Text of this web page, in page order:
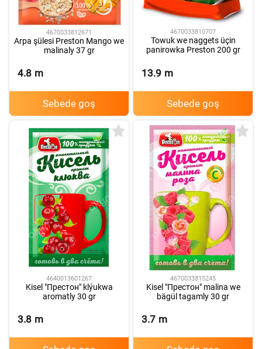
4670033812671
Arpa şülesi Preston Mango we
malinaly 37 gr
4.8 m
Sebede goş
4670033810707
Towuk we naggets üçin
panirowka Preston 200 gr
13.9 m
Sebede goş
4640013601267
Kisel "Престон" klýukwa
aromatly 30 gr
3.8 m
4670033815245
Kisel "Престон" malina we
bägül tagamly 30 gr
3.7 m